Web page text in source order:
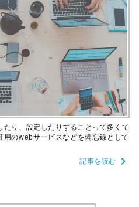
り、設定したりすることって多くて
のwebサービスなどを備忘録として
記事を読む
chevron_right